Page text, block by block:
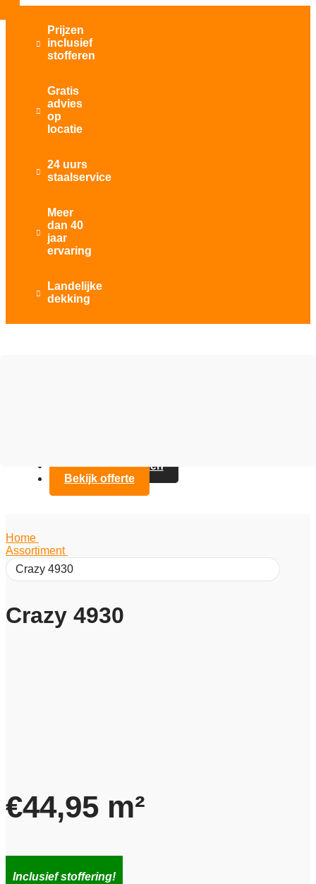

Prijzen
inclusief
stofferen

Gratis
advies
op
locatie

24 uurs
staalservice

Meer
dan 40
jaar
ervaring

Landelijke
dekking
Contact opnemen
Bekijk offerte
Home
Assortiment
Crazy 4930
Crazy 4930
€44,95 m²
Inclusief stoffering!